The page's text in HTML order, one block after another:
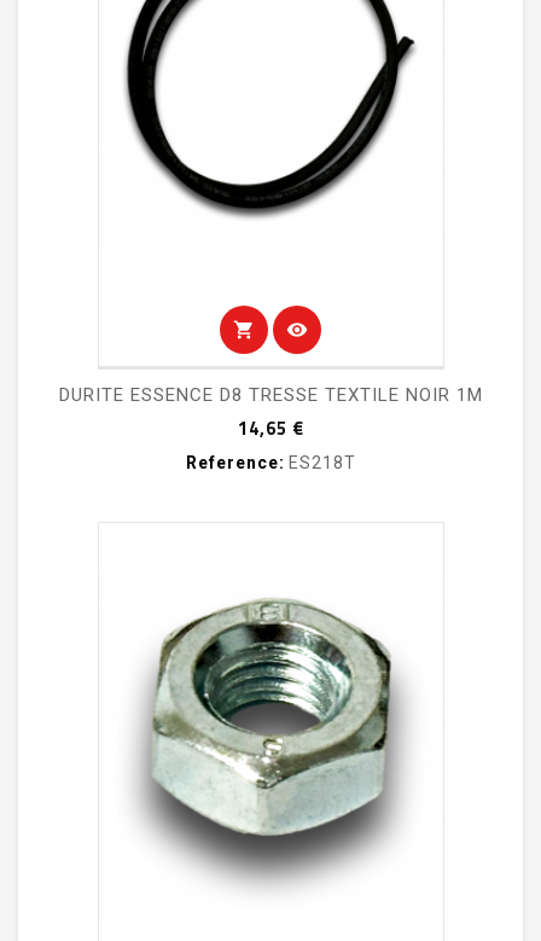
shopping_cart visibility
DURITE ESSENCE D8 TRESSE TEXTILE NOIR 1M
14,65 €Prix
Reference: ES218T